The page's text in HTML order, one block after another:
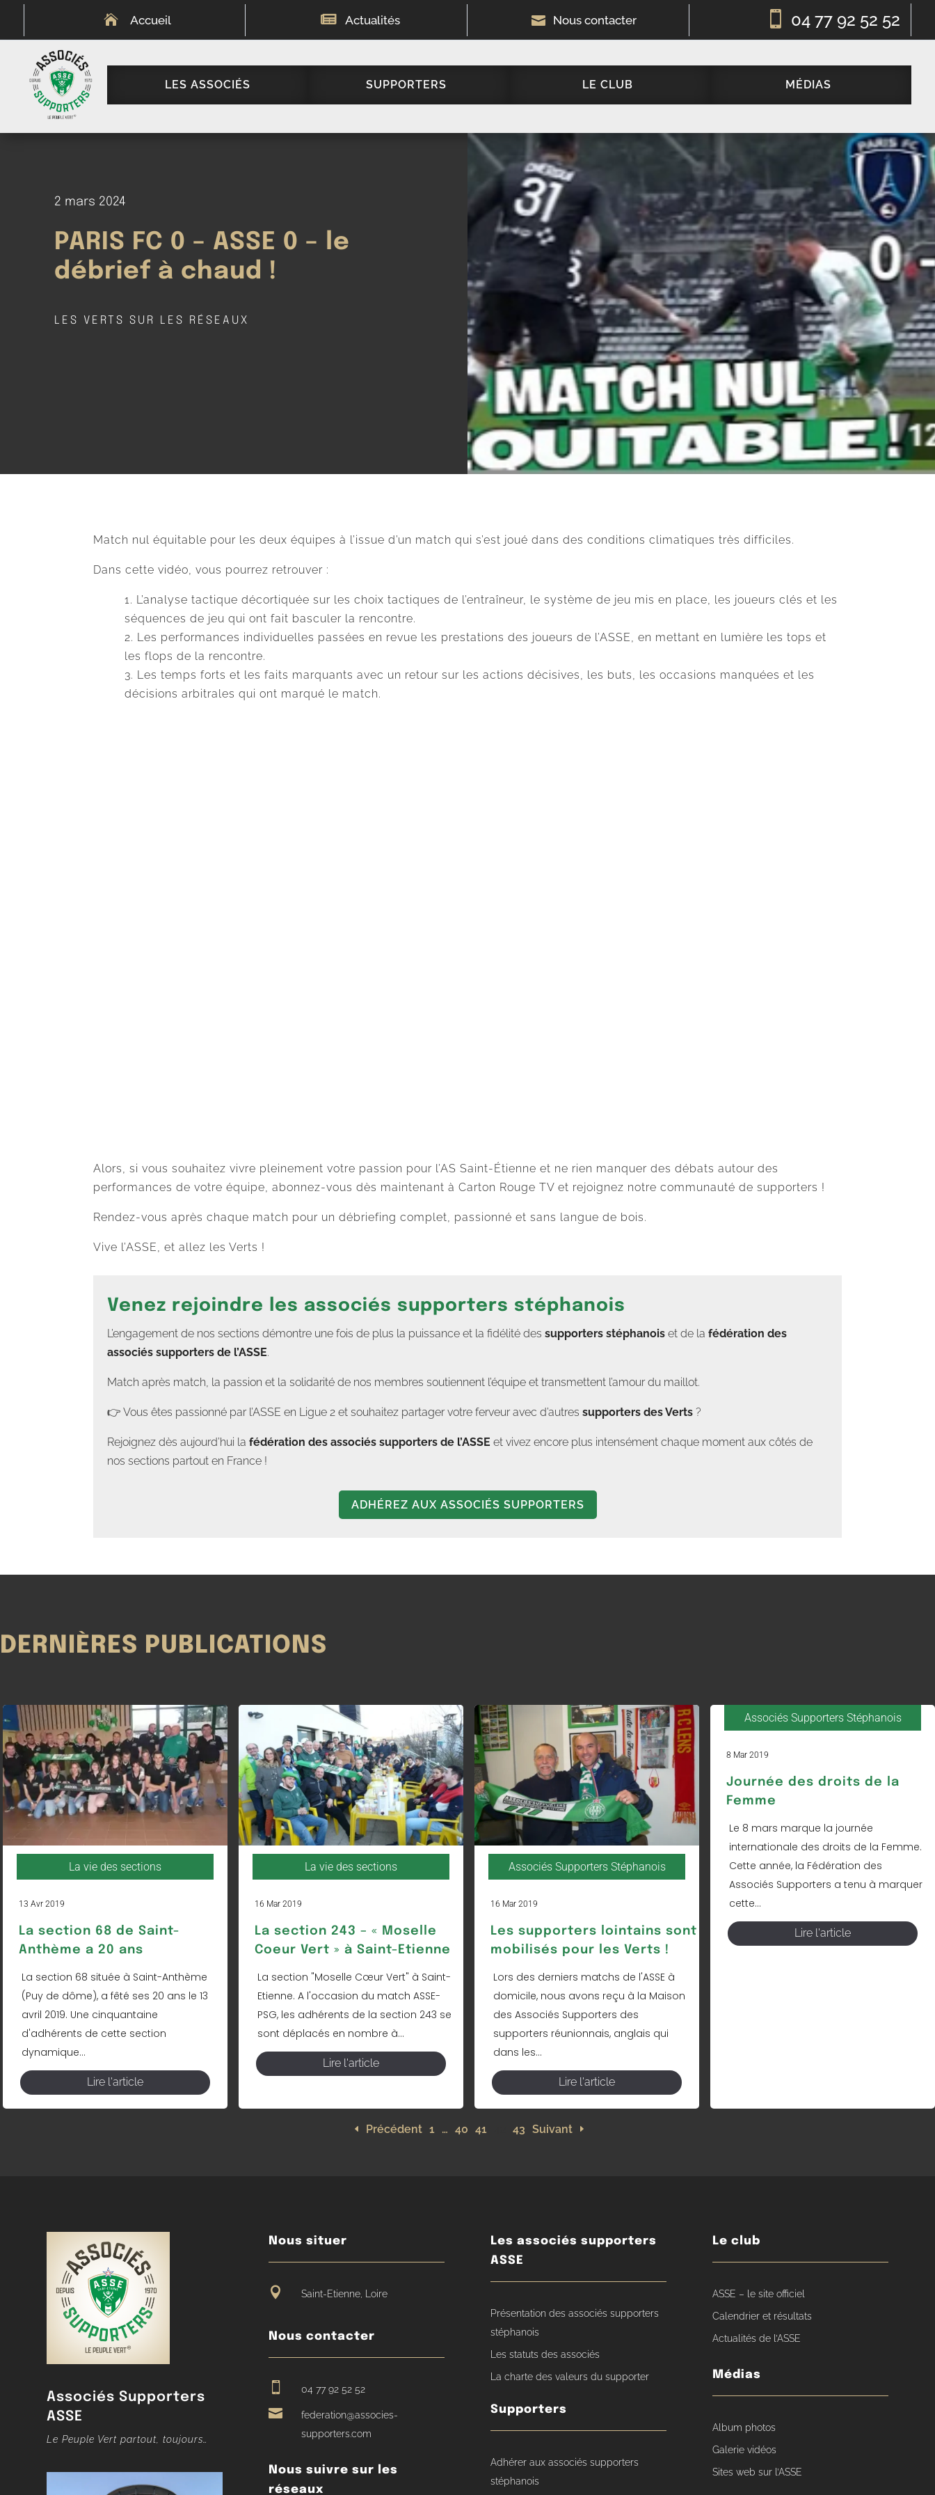
 Accueil  Actualités  Nous contacter  04 77 92 52 52
LES ASSOCIÉS SUPPORTERS LE CLUB MÉDIAS
2 mars 2024
PARIS FC 0 – ASSE 0 – le
débrief à chaud !
LES VERTS SUR LES RÉSEAUX
Match nul équitable pour les deux équipes à l’issue d’un match qui s’est joué dans des conditions climatiques très difficiles.
Dans cette vidéo, vous pourrez retrouver :
L’analyse tactique décortiquée sur les choix tactiques de l’entraîneur, le système de jeu mis en place, les joueurs clés et les
séquences de jeu qui ont fait basculer la rencontre.
Les performances individuelles passées en revue les prestations des joueurs de l’ASSE, en mettant en lumière les tops et
les flops de la rencontre.
Les temps forts et les faits marquants avec un retour sur les actions décisives, les buts, les occasions manquées et les
décisions arbitrales qui ont marqué le match.
Alors, si vous souhaitez vivre pleinement votre passion pour l’AS Saint-Étienne et ne rien manquer des débats autour des
performances de votre équipe, abonnez-vous dès maintenant à Carton Rouge TV et rejoignez notre communauté de supporters !
Rendez-vous après chaque match pour un débriefing complet, passionné et sans langue de bois.
Vive l’ASSE, et allez les Verts !
Venez rejoindre les associés supporters stéphanois
L’engagement de nos sections démontre une fois de plus la puissance et la fidélité des supporters stéphanois et de la fédération des
associés supporters de l’ASSE.
Match après match, la passion et la solidarité de nos membres soutiennent l’équipe et transmettent l’amour du maillot.
👉 Vous êtes passionné par l’ASSE en Ligue 2 et souhaitez partager votre ferveur avec d’autres supporters des Verts ?
Rejoignez dès aujourd’hui la fédération des associés supporters de l’ASSE et vivez encore plus intensément chaque moment aux côtés de
nos sections partout en France !
ADHÉREZ AUX ASSOCIÉS SUPPORTERS
DERNIÈRES PUBLICATIONS
La vie des sections
13 Avr 2019
La section 68 de Saint-
Anthème a 20 ans
La section 68 située à Saint-Anthème
(Puy de dôme), a fêté ses 20 ans le 13
avril 2019. Une cinquantaine
d'adhérents de cette section
dynamique...
Lire l'article
La vie des sections
16 Mar 2019
La section 243 – « Moselle
Coeur Vert » à Saint-Etienne
La section "Moselle Cœur Vert" à Saint-
Etienne. A l'occasion du match ASSE-
PSG, les adhérents de la section 243 se
sont déplacés en nombre à...
Lire l'article
Associés Supporters Stéphanois
16 Mar 2019
Les supporters lointains sont
mobilisés pour les Verts !
Lors des derniers matchs de l'ASSE à
domicile, nous avons reçu à la Maison
des Associés Supporters des
supporters réunionnais, anglais qui
dans les...
Lire l'article
Associés Supporters Stéphanois
8 Mar 2019
Journée des droits de la
Femme
Le 8 mars marque la journée
internationale des droits de la Femme.
Cette année, la Fédération des
Associés Supporters a tenu à marquer
cette...
Lire l'article
Précédent 1 … 40 41 43 Suivant
Associés Supporters
ASSE
Le Peuple Vert partout, toujours…
Nous situer
 Saint-Etienne, Loire
Nous contacter
 04 77 92 52 52

federation@associes-
supporters.com
Nous suivre sur les
réseaux
Les associés supporters
ASSE
Présentation des associés supporters
stéphanois
Les statuts des associés
La charte des valeurs du supporter
Supporters
Adhérer aux associés supporters
stéphanois
Le club
ASSE – le site officiel
Calendrier et résultats
Actualités de l’ASSE
Médias
Album photos
Galerie vidéos
Sites web sur l’ASSE